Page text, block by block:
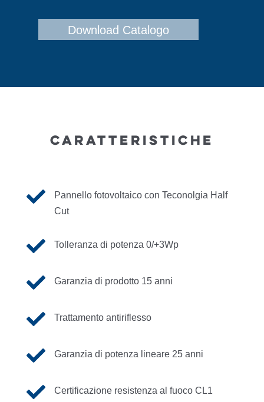
Download Catalogo
CARATTERISTICHE

Pannello fotovoltaico con Teconolgia Half
Cut
 Tolleranza di potenza 0/+3Wp
 Garanzia di prodotto 15 anni
 Trattamento antiriflesso
 Garanzia di potenza lineare 25 anni
 Certificazione resistenza al fuoco CL1